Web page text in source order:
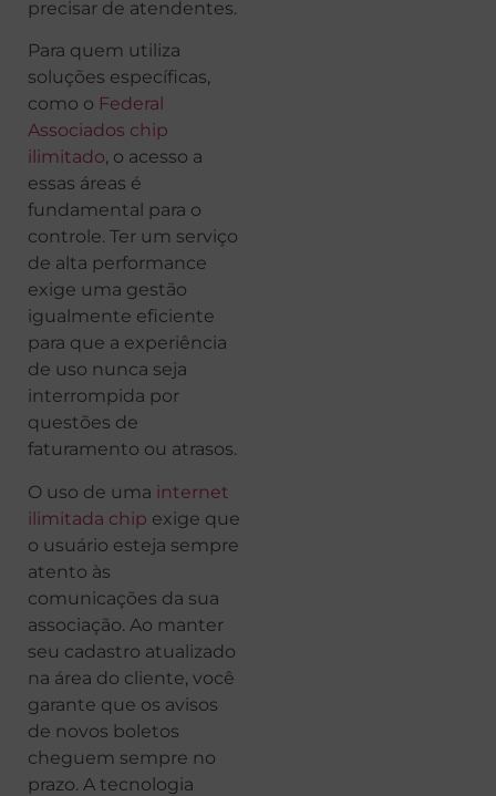
precisar de atendentes.
Para quem utiliza
soluções específicas,
como o Federal
Associados chip
ilimitado, o acesso a
essas áreas é
fundamental para o
controle. Ter um serviço
de alta performance
exige uma gestão
igualmente eficiente
para que a experiência
de uso nunca seja
interrompida por
questões de
faturamento ou atrasos.
O uso de uma internet
ilimitada chip exige que
o usuário esteja sempre
atento às
comunicações da sua
associação. Ao manter
seu cadastro atualizado
na área do cliente, você
garante que os avisos
de novos boletos
cheguem sempre no
prazo. A tecnologia